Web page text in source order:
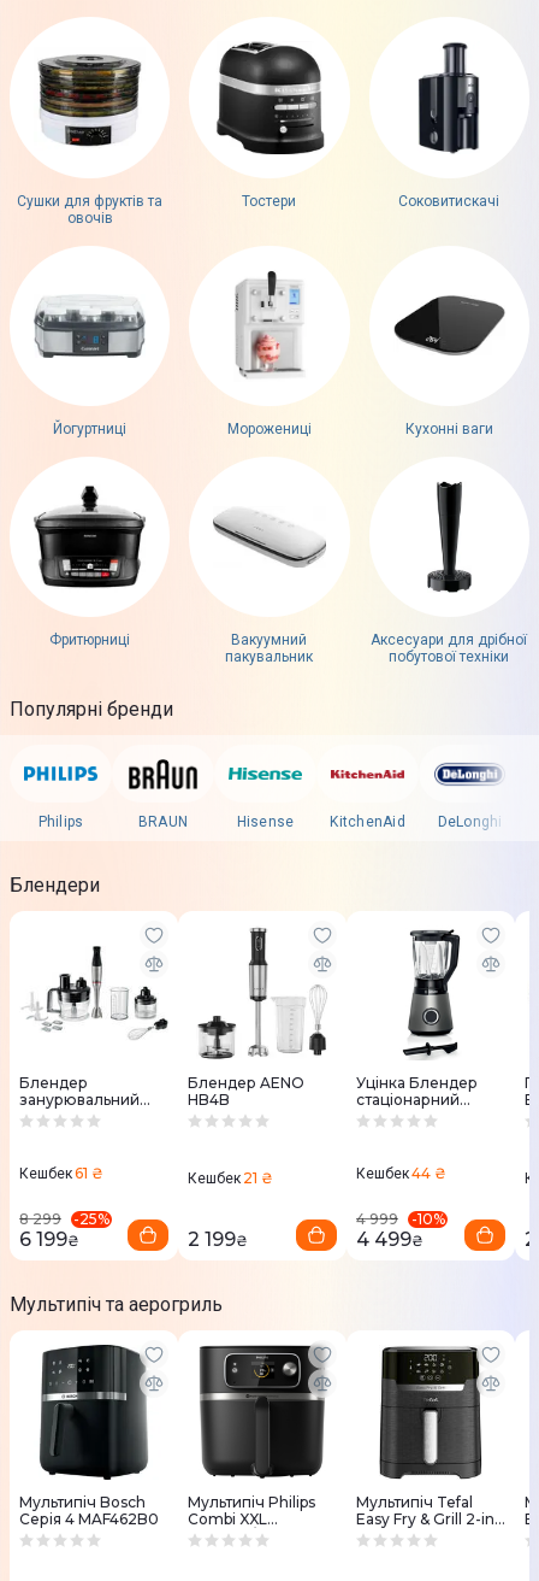
Сушки для фруктів та
овочів
Тостери Соковитискачі
Йогуртниці Морожениці Кухонні ваги
Фритюрниці
Вакуумний
пакувальник
Аксесуари для дрібної
побутової техніки
Популярні бренди
Philips BRAUN Hisense KitchenAid DeLonghi
Блендери
Блендер
занурювальний
Bosch MSM6M871
Кешбек61 ₴
8 299 -25%
6 199₴
Блендер AENO
HB4B
Кешбек 21 ₴
2 199₴
Уцінка Блендер
стаціонарний
BOSCH MMB6172S
Кешбек44 ₴
4 999 -10%
4 499₴
Мультипіч та аерогриль
Мультипіч Bosch
Серія 4 MAF462B0
Мультипіч Philips
Combi XXL
HD9880/90
Мультипіч Tefal
Easy Fry & Grill 2-in-1
Precision EY505815